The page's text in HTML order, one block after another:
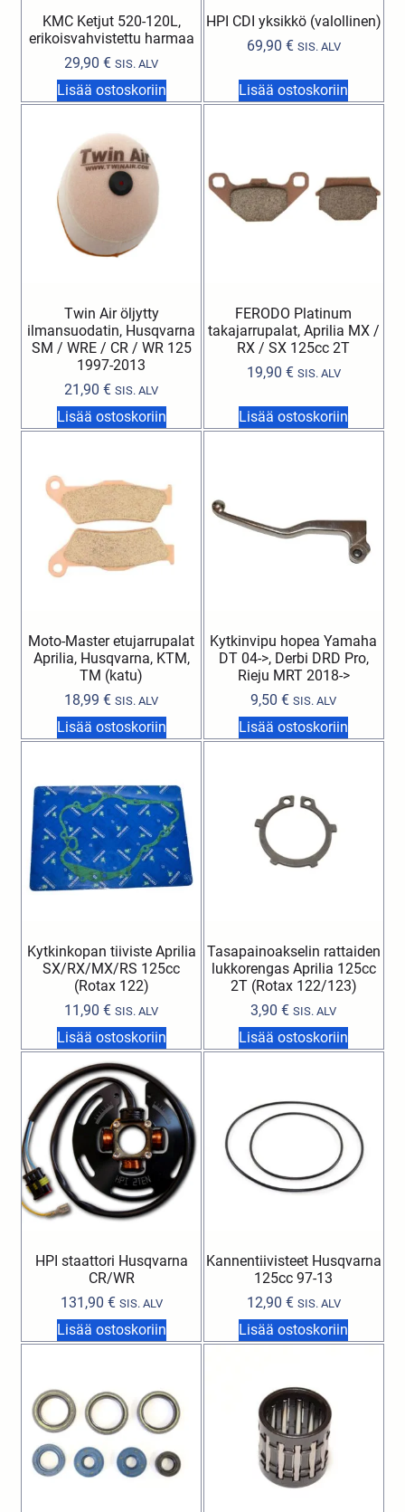
KMC Ketjut 520-120L,
erikoisvahvistettu harmaa
29,90€ SIS. ALV
Lisää ostoskoriin
HPI CDI yksikkö (valollinen)
69,90 € SIS. ALV
Lisää ostoskoriin
Twin Air öljytty
ilmansuodatin, Husqvarna
SM / WRE / CR / WR 125
1997-2013
21,90€ SIS. ALV
Lisää ostoskoriin
FERODO Platinum
takajarrupalat, Aprilia MX /
RX / SX 125cc 2T
19,90 € SIS. ALV
Lisää ostoskoriin
Moto-Master etujarrupalat
Aprilia, Husqvarna, KTM,
TM (katu)
18,99€ SIS. ALV
Lisää ostoskoriin
Kytkinvipu hopea Yamaha
DT 04->, Derbi DRD Pro,
Rieju MRT 2018->
9,50€ SIS. ALV
Lisää ostoskoriin
Kytkinkopan tiiviste Aprilia
SX/RX/MX/RS 125cc
(Rotax 122)
11,90€ SIS. ALV
Lisää ostoskoriin
Tasapainoakselin rattaiden
lukkorengas Aprilia 125cc
2T (Rotax 122/123)
3,90€ SIS. ALV
Lisää ostoskoriin
HPI staattori Husqvarna
CR/WR
131,90 € SIS. ALV
Lisää ostoskoriin
Kannentiivisteet Husqvarna
125cc 97-13
12,90 € SIS. ALV
Lisää ostoskoriin